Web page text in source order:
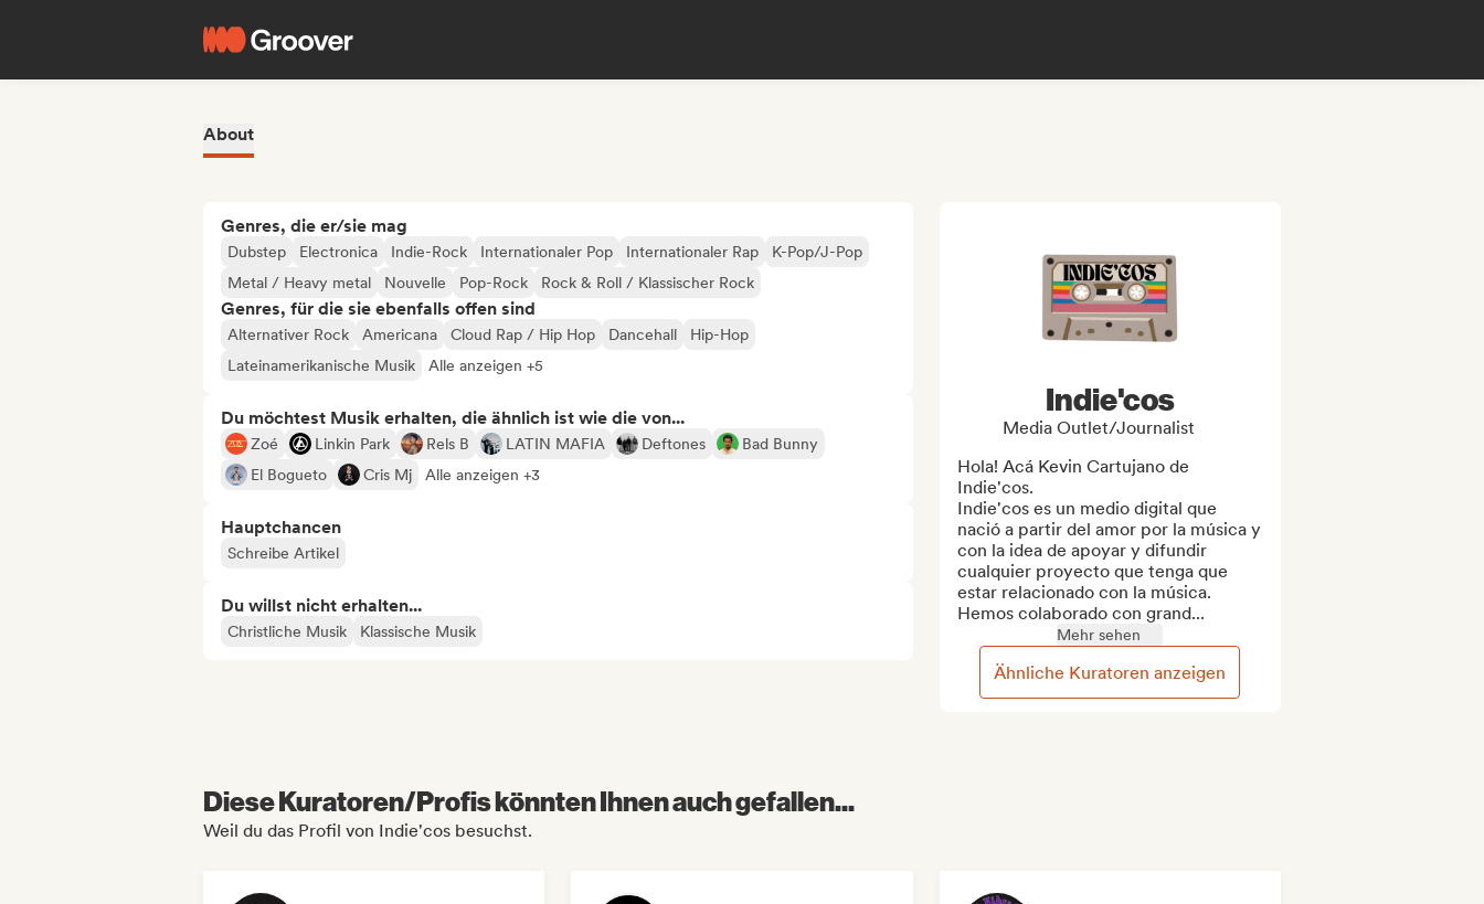
About
Genres, die er/sie mag
Dubstep Electronica Indie-Rock Internationaler Pop Internationaler Rap
K-Pop/J-Pop
Metal / Heavy metal
Nouvelle Pop-Rock Rock & Roll / Klassischer Rock
Genres, für die sie ebenfalls offen sind
Alternativer Rock Americana Cloud Rap / Hip Hop Dancehall
Hip-Hop
Lateinamerikanische Musik
Alle anzeigen +5
Du möchtest Musik erhalten, die ähnlich ist wie die von...
Zoé Linkin Park Rels B LATIN MAFIA Deftones
Bad Bunny
El Bogueto
Cris Mj Alle anzeigen +3
Hauptchancen
Schreibe Artikel
Du willst nicht erhalten...
Christliche Musik Klassische Musik
Indie'cos
Media Outlet/Journalist
Hola! Acá Kevin Cartujano de
Indie'cos.
Indie'cos es un medio digital que
nació a partir del amor por la música y
con la idea de apoyar y difundir
cualquier proyecto que tenga que
estar relacionado con la música.
Hemos colaborado con grand...
Mehr sehen
Ähnliche Kuratoren anzeigen
Diese Kuratoren/Profis könnten Ihnen auch gefallen...
Weil du das Profil von Indie'cos besuchst.